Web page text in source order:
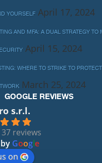
YOURSELF April 17, 2024
AND MFA: A DUAL STRATEGY TO
April 15, 2024
WHERE TO STRIKE TO
March 25, 2024
GOOGLE REVIEWS
s.r.l.
reviews
Google
on